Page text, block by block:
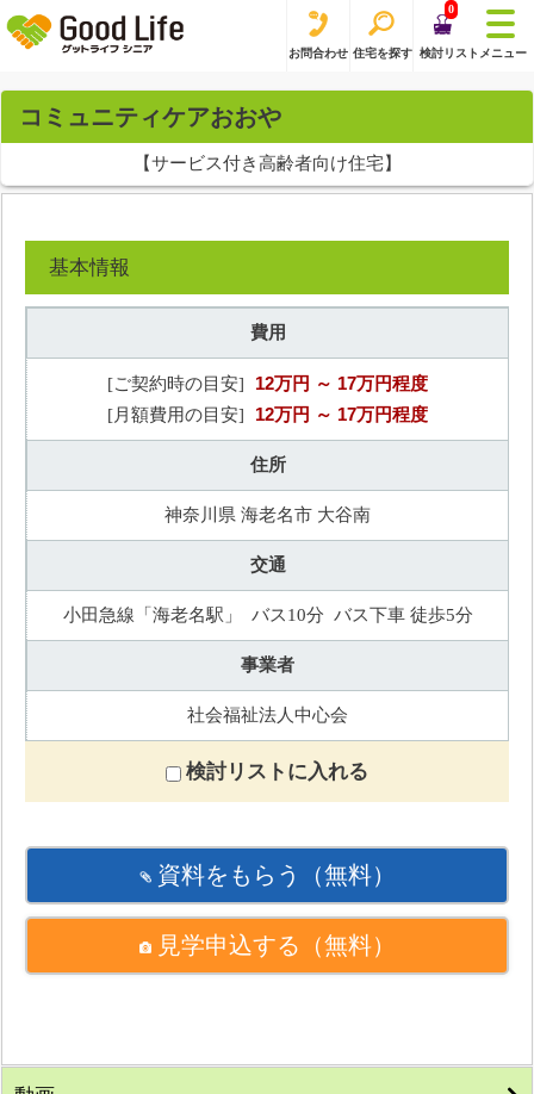
お問合わせ 住宅を探す
0
検討リスト メニュー
コミュニティケアおおや
【サービス付き高齢者向け住宅】
基本情報
費用
[ご契約時の目安] 12万円 ～ 17万円程度
[月額費用の目安] 12万円 ～ 17万円程度
住所
神奈川県 海老名市 大谷南
交通
小田急線「海老名駅」 バス10分 バス下車 徒歩5分
事業者
社会福祉法人中心会
検討リストに入れる
資料をもらう （無料）
見学申込する （無料）